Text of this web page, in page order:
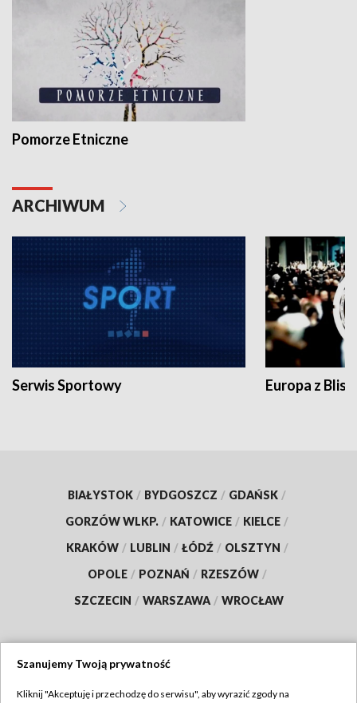
Pomorze Etniczne
ARCHIWUM
Serwis Sportowy Europa z
BIAŁYSTOK / BYDGOSZCZ / GDAŃSK /
GORZÓW WLKP. / KATOWICE / KIELCE /
KRAKÓW / LUBLIN / ŁÓDŹ / OLSZTYN /
OPOLE / POZNAŃ / RZESZÓW /
SZCZECIN / WARSZAWA / WROCŁAW
Szanujemy Twoją prywatność
Kliknij "Akceptuję i przechodzę do serwisu", aby wyrazić zgody na